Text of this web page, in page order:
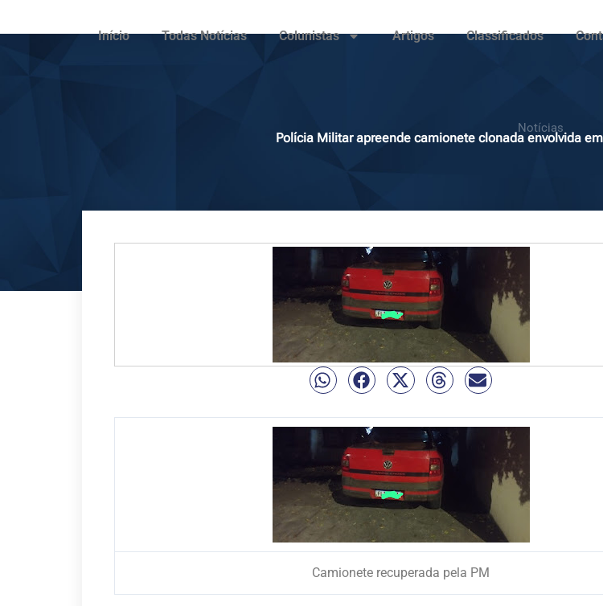
Início Todas Notícias Colunistas Artigos Classificados
Notícias
Polícia Militar apreende camionete clonada envolvida
Camionete recuperada pela PM